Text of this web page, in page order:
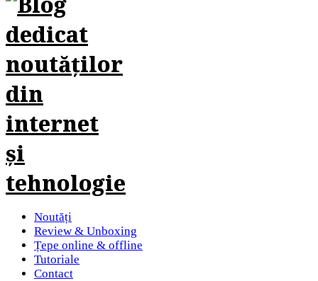
Noutăți
Review & Unboxing
Țepe online & offline
Tutoriale
Contact